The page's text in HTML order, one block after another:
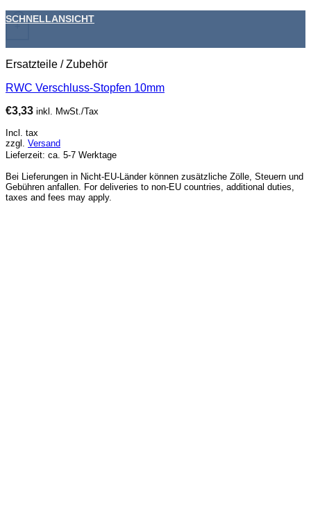
+
SCHNELLANSICHT
Ersatzteile / Zubehör
RWC Verschluss-Stopfen 10mm
€3,33 inkl. MwSt./Tax
Incl. tax
zzgl. Versand
Lieferzeit: ca. 5-7 Werktage
Bei Lieferungen in Nicht-EU-Länder können zusätzliche Zölle, Steuern und
Gebühren anfallen. For deliveries to non-EU countries, additional duties,
taxes and fees may apply.